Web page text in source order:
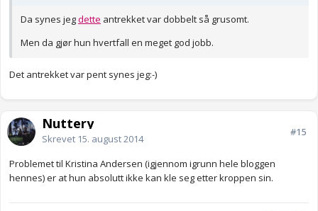
Da synes jegdette antrekket var dobbelt så grusomt.
Men da gjør hun hvertfall en meget god jobb.
Det antrekket var pent synes jeg:-)
Nuttery
Skrevet 15. august 2014
#15
Problemet til Kristina Andersen (igjennom igrunn hele bloggen
hennes) er at hun absolutt ikke kan kle seg etter kroppen sin.